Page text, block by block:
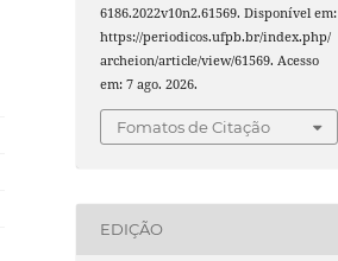
6186.2022v10n2.61569. Disponível em:
https://periodicos.ufpb.br/index.php/
archeion/article/view/61569. Acesso
em: 7 ago. 2026.
Fomatos de Citação
EDIÇÃO